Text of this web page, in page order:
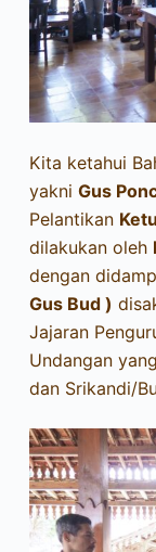
Kita ketahui
yakni Gus
Pelantikan
dilakukan oleh
dengan
Gus Bud )
Jajaran
Undangan
dan Srikandi/